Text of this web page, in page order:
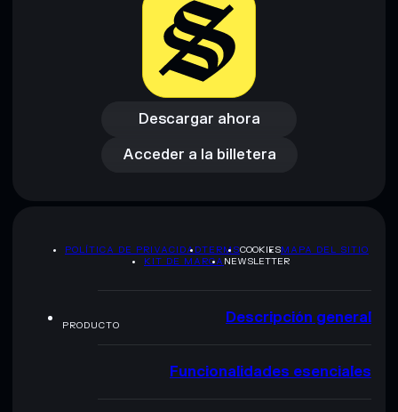
Descargar ahora
Descargar ahora
Acceder a la billetera
Acceder a la billetera
POLÍTICA DE PRIVACIDADTERMSCOOKIESMAPA DEL SITIO
KIT DE MARCA NEWSLETTER
PRODUCTO Descripción general
Funcionalidades esenciales